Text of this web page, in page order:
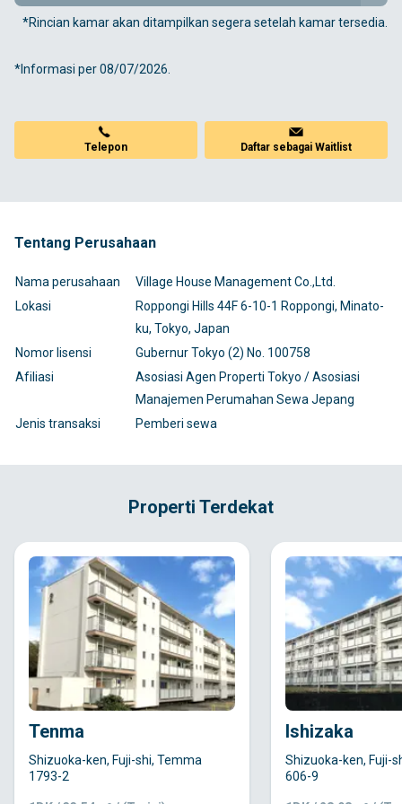
*Rincian kamar akan ditampilkan segera setelah kamar tersedia.
*Informasi per 08/07/2026.
Telepon Daftar sebagai Waitlist
Tentang Perusahaan
Nama perusahaan
Village House Management Co.,Ltd.
Lokasi
Roppongi Hills 44F 6-10-1 Roppongi, Minato-
ku, Tokyo, Japan
Nomor lisensi
Gubernur Tokyo (2) No. 100758
Afiliasi
Asosiasi Agen Properti Tokyo / Asosiasi
Manajemen Perumahan Sewa Jepang
Jenis transaksi
Pemberi sewa
Properti Terdekat
Tenma
Shizuoka-ken, Fuji-shi, Temma
1793-2
Ishizaka
Shizuoka-ken, Fuji-
606-9